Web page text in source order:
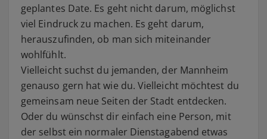
geplantes Date. Es geht nicht darum, möglichst
viel Eindruck zu machen. Es geht darum,
herauszufinden, ob man sich miteinander
wohlfühlt.
Vielleicht suchst du jemanden, der Mannheim
genauso gern hat wie du. Vielleicht möchtest du
gemeinsam neue Seiten der Stadt entdecken.
Oder du wünschst dir einfach eine Person, mit
der selbst ein normaler Dienstagabend etwas